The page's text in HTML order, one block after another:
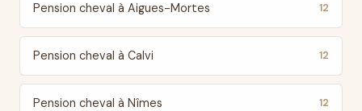
Pension cheval à Aigues-Mortes 12
Pension cheval à Calvi 12
Pension cheval à Nîmes 12